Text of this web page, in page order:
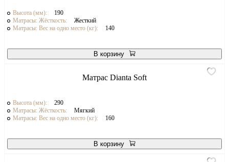
Высота (мм):
190
Матрасы: Жёсткость:
Жесткий
Матрасы: Вес на одно место (кг):
140
В корзину
Матрас Dianta Soft
Высота (мм):
290
Матрасы: Жёсткость:
Мягкий
Матрасы: Вес на одно место (кг):
160
В корзину